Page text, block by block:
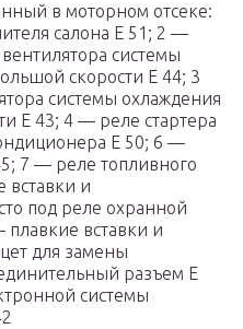
в моторном отсеке:
салона Е 51; 2 —
системы
скорости Е 44; 3
системы охлаждения
Е 43; 4 — реле стартера
Е 50; 6 —
7 — реле топливного
вставки и
под реле охранной
вставки и
для замены
разъем Е
системы